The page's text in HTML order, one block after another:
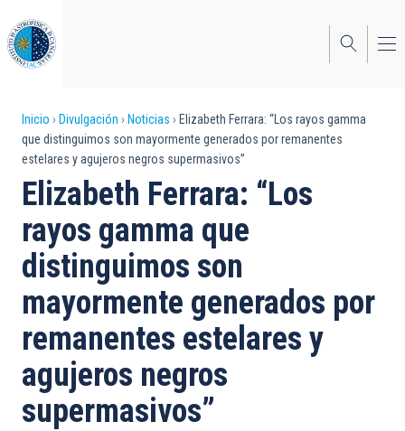
al
contenido
principal
Sobrescribir
enlaces
de
ayuda
a
la
navegación
Inicio Divulgación Noticias
Elizabeth Ferrara: “Los rayos gamma
que distinguimos son mayormente generados por remanentes
estelares y agujeros negros supermasivos”
Elizabeth Ferrara: “Los
rayos gamma que
distinguimos son
mayormente generados por
remanentes estelares y
agujeros negros
supermasivos”